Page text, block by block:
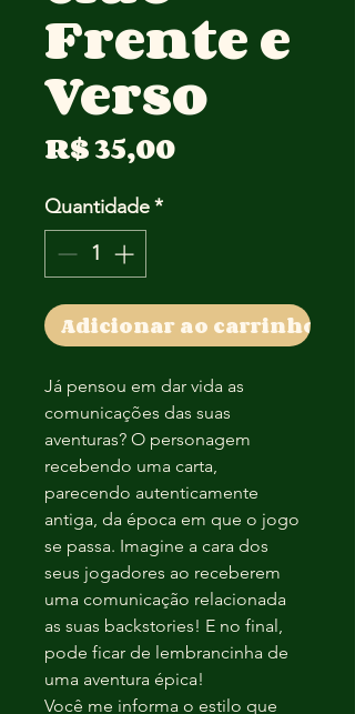
Frente e
Verso
R$ 35,00Preço
Quantidade*
Adicionar ao carrinho
Já pensou em dar vida as
comunicações das suas
aventuras? O personagem
recebendo uma carta,
parecendo autenticamente
antiga, da época em que o jogo
se passa. Imagine a cara dos
seus jogadores ao receberem
uma comunicação relacionada
as suas backstories! E no final,
pode ficar de lembrancinha de
uma aventura épica!
Você me informa o estilo que